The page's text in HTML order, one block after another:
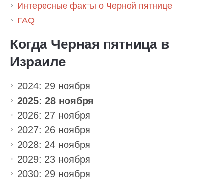
Интересные факты о Черной пятнице
FAQ
Когда Черная пятница в
Израиле
2024: 29 ноября
2025: 28 ноября
2026: 27 ноября
2027: 26 ноября
2028: 24 ноября
2029: 23 ноября
2030: 29 ноября